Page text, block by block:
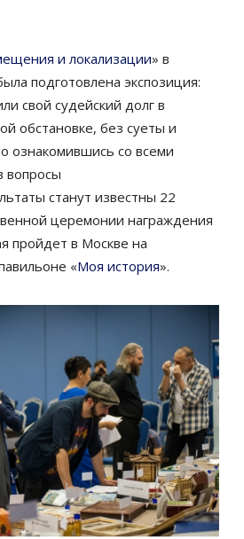
и локализации» в
подготовлена экспозиция:
свой судейский долг в
обстановке, без суеты и
ознакомившись со всеми
вопросы
станут известны 22
церемонии награждения
пройдет в Москве на
«Моя история».